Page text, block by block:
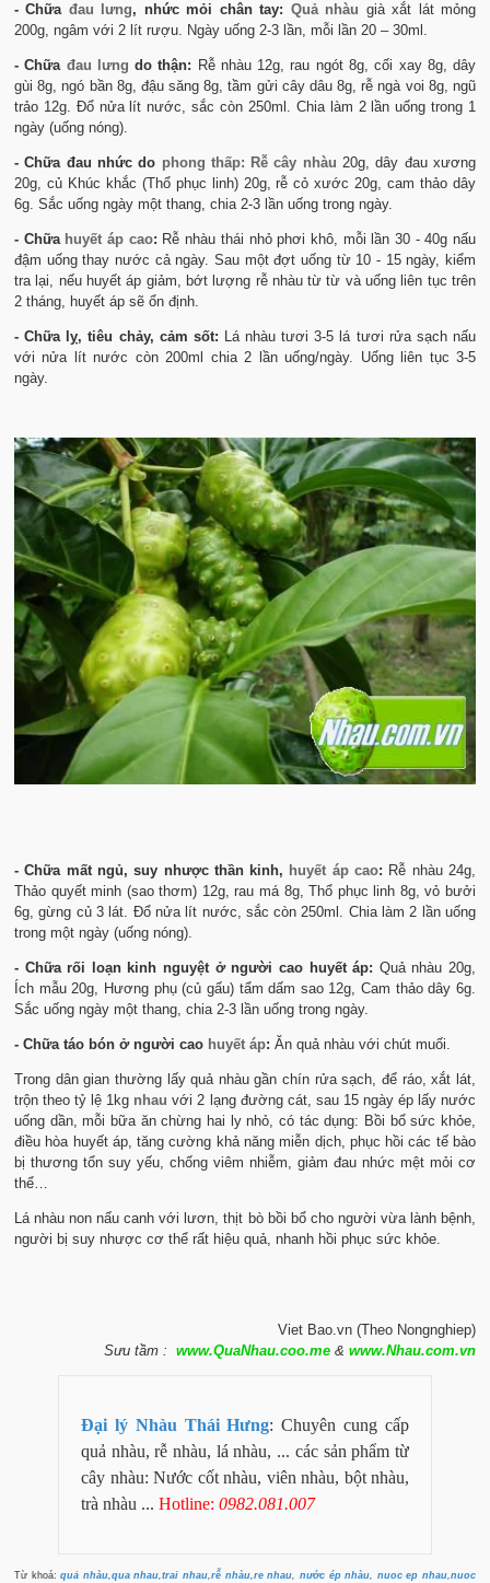
- Chữa đau lưng, nhức mỏi chân tay: Quả nhàu già xắt lát mỏng
200g, ngâm với 2 lít rượu. Ngày uống 2-3 lần, mỗi lần 20 – 30ml.
- Chữa đau lưng do thận: Rễ nhàu 12g, rau ngót 8g, cối xay 8g, dây
gùi 8g, ngó bần 8g, đậu săng 8g, tầm gửi cây dâu 8g, rễ ngà voi 8g, ngũ
trảo 12g. Đổ nửa lít nước, sắc còn 250ml. Chia làm 2 lần uống trong 1
ngày (uống nóng).
- Chữa đau nhức do phong thấp: Rễ cây nhàu 20g, dây đau xương
20g, củ Khúc khắc (Thổ phục linh) 20g, rễ cỏ xước 20g, cam thảo dây
6g. Sắc uống ngày một thang, chia 2-3 lần uống trong ngày.
- Chữa huyết áp cao: Rễ nhàu thái nhỏ phơi khô, mỗi lần 30 - 40g nấu
đậm uống thay nước cả ngày. Sau một đợt uống từ 10 - 15 ngày, kiểm
tra lại, nếu huyết áp giảm, bớt lượng rễ nhàu từ từ và uống liên tục trên
2 tháng, huyết áp sẽ ổn định.
- Chữa lỵ, tiêu chảy, cảm sốt: Lá nhàu tươi 3-5 lá tươi rửa sạch nấu
với nửa lít nước còn 200ml chia 2 lần uống/ngày. Uống liên tục 3-5
ngày.
- Chữa mất ngủ, suy nhược thần kinh, huyết áp cao: Rễ nhàu 24g,
Thảo quyết minh (sao thơm) 12g, rau má 8g, Thổ phục linh 8g, vỏ bưởi
6g, gừng củ 3 lát. Đổ nửa lít nước, sắc còn 250ml. Chia làm 2 lần uống
trong một ngày (uống nóng).
- Chữa rối loạn kinh nguyệt ở người cao huyết áp: Quả nhàu 20g,
Ích mẫu 20g, Hương phụ (củ gấu) tẩm dấm sao 12g, Cam thảo dây 6g.
Sắc uống ngày một thang, chia 2-3 lần uống trong ngày.
- Chữa táo bón ở người cao huyết áp: Ăn quả nhàu với chút muối.
Trong dân gian thường lấy quả nhàu gần chín rửa sạch, để ráo, xắt lát,
trộn theo tỷ lệ 1kg nhau với 2 lạng đường cát, sau 15 ngày ép lấy nước
uống dần, mỗi bữa ăn chừng hai ly nhỏ, có tác dụng: Bồi bổ sức khỏe,
điều hòa huyết áp, tăng cường khả năng miễn dịch, phục hồi các tế bào
bị thương tổn suy yếu, chống viêm nhiễm, giảm đau nhức mệt mỏi cơ
thể…
Lá nhàu non nấu canh với lươn, thịt bò bồi bổ cho người vừa lành bệnh,
người bị suy nhược cơ thể rất hiệu quả, nhanh hồi phục sức khỏe.
Viet Bao.vn (Theo Nongnghiep)
Sưu tầm : www.QuaNhau.coo.me & www.Nhau.com.vn
Đại lý Nhàu Thái Hưng: Chuyên cung cấp
quả nhàu, rễ nhàu, lá nhàu, ... các sản phẩm từ
cây nhàu: Nước cốt nhàu, viên nhàu, bột nhàu,
trà nhàu ... Hotline: 0982.081.007
Từ khoá:quả nhàu,qua nhau,trai nhau,rễ nhàu,re nhau, nước ép nhàu, nuoc ep nhau,nuoc